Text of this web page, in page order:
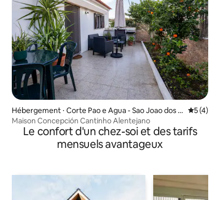
Hébergement ⋅ Corte Pao e Agua - Sao Joao dos C
aldeireiros - Mértola
5 (4)
Maison Concepción Cantinho Alentejano
Le confort d'un chez-soi et des tarifs
mensuels avantageux